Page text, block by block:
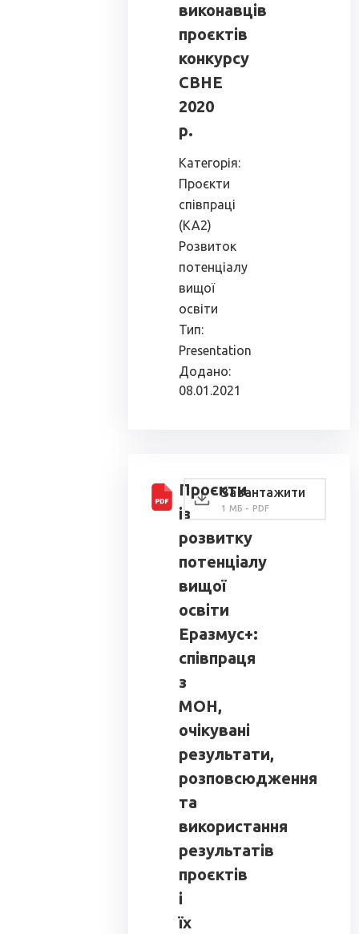
виконавців
проєктів
конкурсу
СВНЕ
2020
р.
Категорія:
Проєкти
співпраці
(КА2)
Розвиток
потенціалу
вищої
освіти
Тип:
Presentation
Додано:
08.01.2021
Проєкти
із
розвитку
потенціалу
вищої
освіти
Еразмус+:
співпраця
з
МОН,
очікувані
результати,
розповсюдження
та
використання
результатів
проєктів
і
їх
Завантажити
1 МБ - PDF